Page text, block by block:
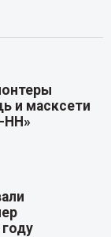
и масксети
НН»